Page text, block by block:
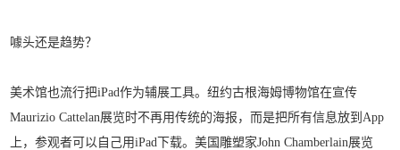
噱头还是趋势？
美术馆也流行把iPad作为辅展工具。纽约古根海姆博物馆在宣传
Maurizio Cattelan展览时不再用传统的海报，而是把所有信息放到App
上，参观者可以自己用iPad下载。美国雕塑家John Chamberlain展览